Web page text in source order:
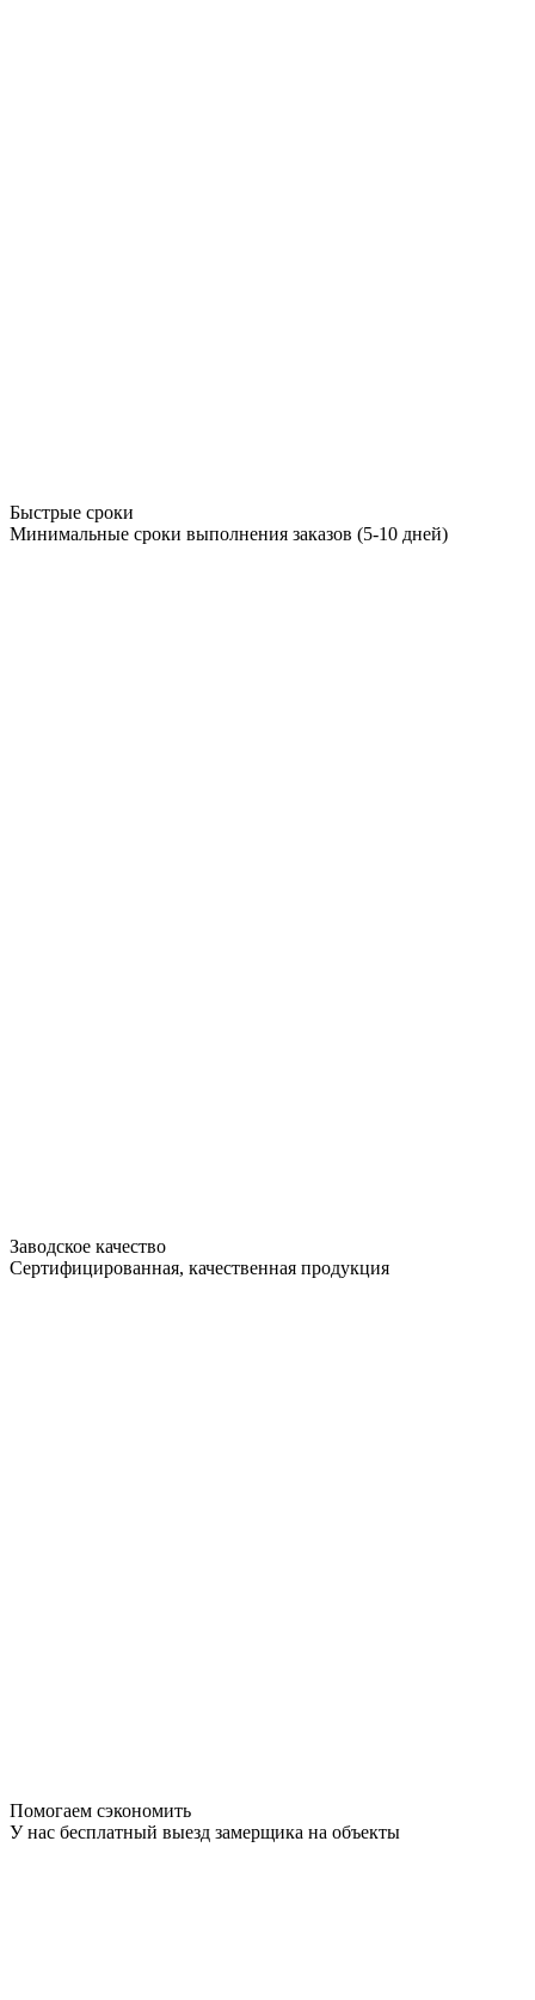
Быстрые сроки
Минимальные сроки выполнения заказов (5-10 дней)
Заводское качество
Сертифицированная, качественная продукция
Помогаем сэкономить
У нас бесплатный выезд замерщика на объекты